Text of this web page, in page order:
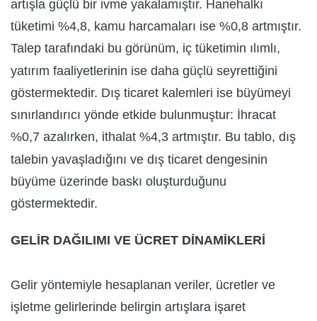
artışla güçlü bir ivme yakalamıştır. Hanehalkı
tüketimi %4,8, kamu harcamaları ise %0,8 artmıştır.
Talep tarafındaki bu görünüm, iç tüketimin ılımlı,
yatırım faaliyetlerinin ise daha güçlü seyrettiğini
göstermektedir. Dış ticaret kalemleri ise büyümeyi
sınırlandırıcı yönde etkide bulunmuştur: İhracat
%0,7 azalırken, ithalat %4,3 artmıştır. Bu tablo, dış
talebin yavaşladığını ve dış ticaret dengesinin
büyüme üzerinde baskı oluşturduğunu
göstermektedir.
GELİR DAĞILIMI VE ÜCRET DİNAMİKLERİ
Gelir yöntemiyle hesaplanan veriler, ücretler ve
işletme gelirlerinde belirgin artışlara işaret